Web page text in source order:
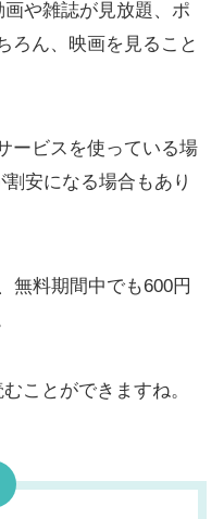
や雑誌が見放題、ポ
ろん、映画を見ること
ービスを使っている場
安になる場合もあり
無料期間中でも600円
ことができますね。